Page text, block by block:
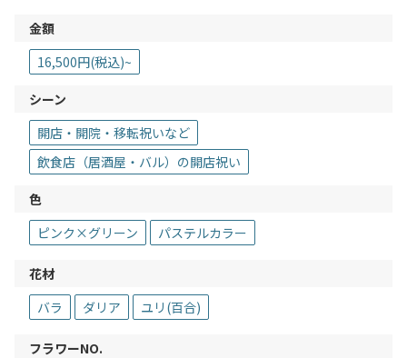
金額
16,500円(税込)~
シーン
開店・開院・移転祝いなど
飲食店（居酒屋・バル）の開店祝い
色
ピンク×グリーン
パステルカラー
花材
バラ
ダリア ユリ(百合)
フラワーNO.